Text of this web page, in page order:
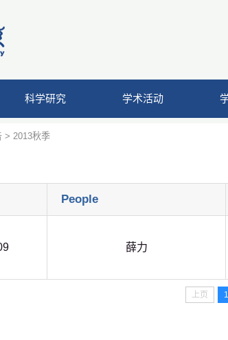
科学研究 学术活动
> 2013秋季
People
薛力
上页 1